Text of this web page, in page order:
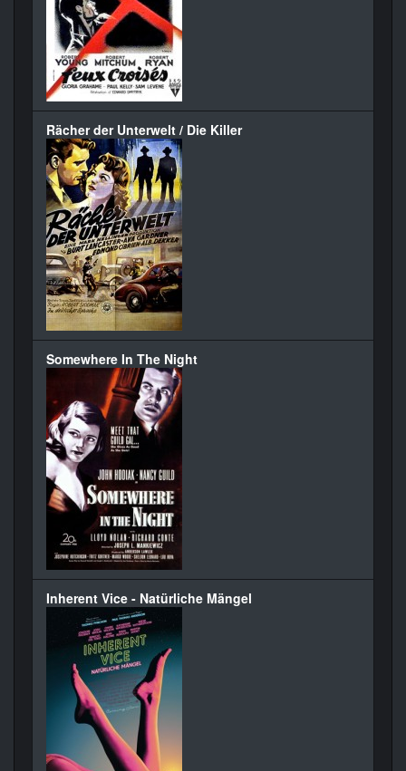
Rächer der Unterwelt / Die Killer
Somewhere In The Night
Inherent Vice - Natürliche Mängel